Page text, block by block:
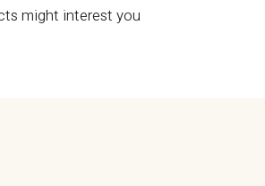
might interest you